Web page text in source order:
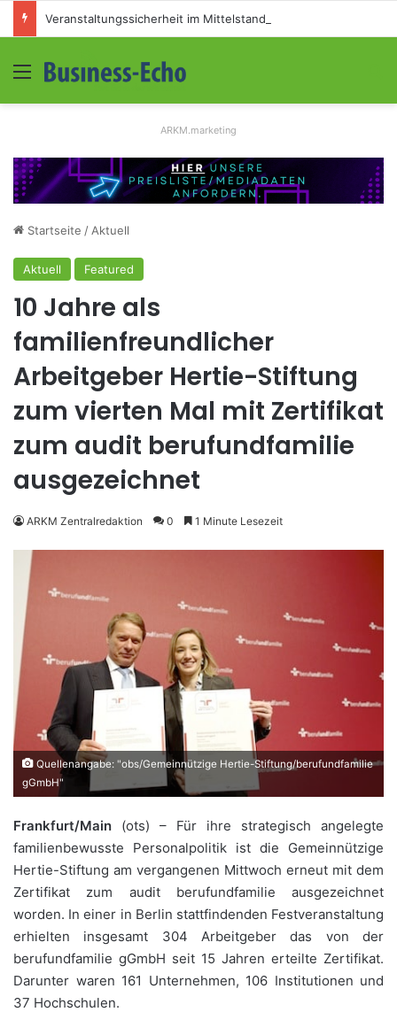
Menü
ARKM.marketing
Startseite / Aktuell
Aktuell Featured
10 Jahre als
familienfreundlicher
Arbeitgeber Hertie-Stiftung
zum vierten Mal mit Zertifikat
zum audit berufundfamilie
ausgezeichnet
ARKM Zentralredaktion 0 1 Minute Lesezeit
Quellenangabe: "obs/Gemeinnützige Hertie-Stiftung/berufundfamilie
gGmbH"
Frankfurt/Main (ots) – Für ihre strategisch angelegte
familienbewusste Personalpolitik ist die Gemeinnützige
Hertie-Stiftung am vergangenen Mittwoch erneut mit dem
Zertifikat zum audit berufundfamilie ausgezeichnet
worden. In einer in Berlin stattfindenden Festveranstaltung
erhielten insgesamt 304 Arbeitgeber das von der
berufundfamilie gGmbH seit 15 Jahren erteilte Zertifikat.
Darunter waren 161 Unternehmen, 106 Institutionen und
37 Hochschulen.